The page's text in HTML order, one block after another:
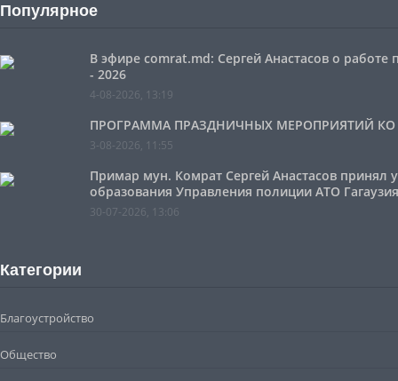
Популярное
В эфире comrat.md: Сергей Анастасов о
- 2026
4-08-2026, 13:19
ПРОГРАММА ПРАЗДНИЧНЫХ МЕРОПРИЯТИЙ КО
3-08-2026, 11:55
Примар мун. Комрат Сергей Анастасов
образования Управления полиции АТО
30-07-2026, 13:06
Категории
Благоустройство
Общество